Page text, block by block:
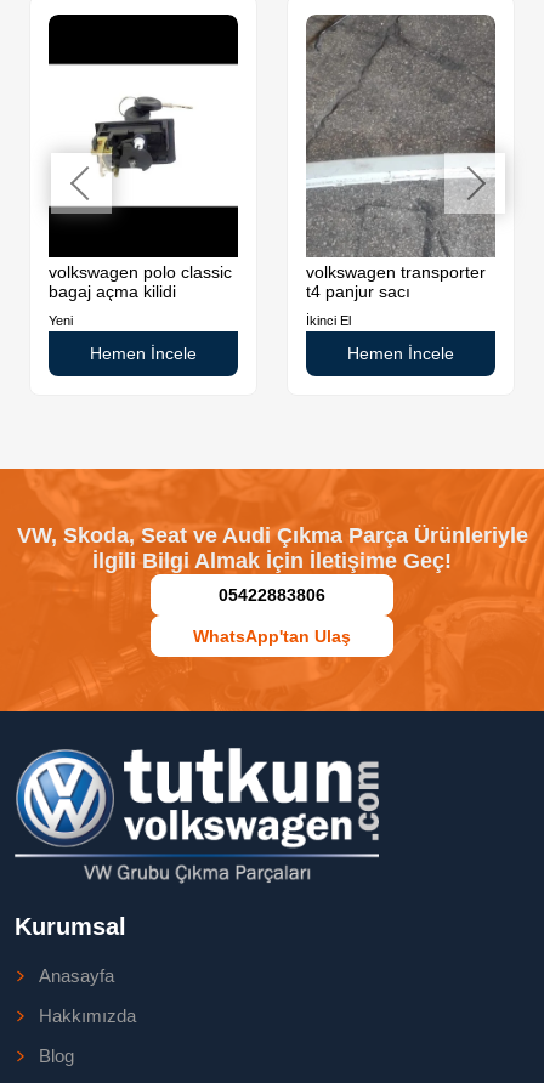
volkswagen polo classic
bagaj açma kilidi
Yeni
Hemen İncele
volkswagen transporter
t4 panjur sacı
İkinci El
Hemen İncele
VW, Skoda, Seat ve Audi Çıkma Parça Ürünleriyle
İlgili Bilgi Almak İçin İletişime Geç!
05422883806
WhatsApp'tan Ulaş
Kurumsal
Anasayfa
Hakkımızda
Blog